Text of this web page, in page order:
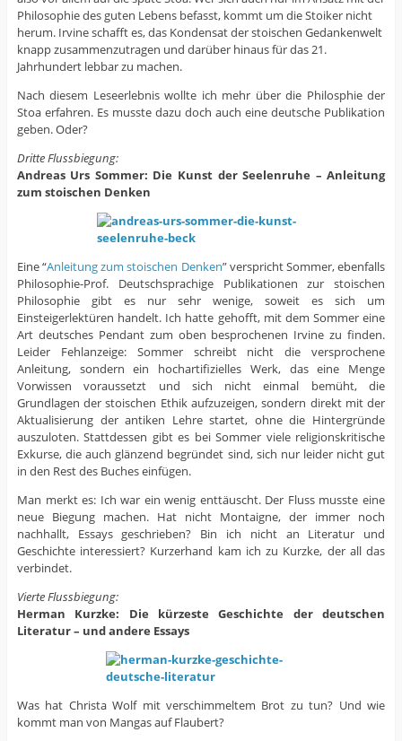
Philosophie des guten Lebens befasst, kommt um die Stoiker nicht
herum. Irvine schafft es, das Kondensat der stoischen Gedankenwelt
knapp zusammenzutragen und darüber hinaus für das 21.
Jahrhundert lebbar zu machen.
Nach diesem Leseerlebnis wollte ich mehr über die Philosphie der
Stoa erfahren. Es musste dazu doch auch eine deutsche Publikation
geben. Oder?
Dritte Flussbiegung:
Andreas Urs Sommer: Die Kunst der Seelenruhe – Anleitung
zum stoischen Denken
Eine “Anleitung zum stoischen Denken” verspricht Sommer, ebenfalls
Philosophie-Prof. Deutschsprachige Publikationen zur stoischen
Philosophie gibt es nur sehr wenige, soweit es sich um
Einsteigerlektüren handelt. Ich hatte gehofft, mit dem Sommer eine
Art deutsches Pendant zum oben besprochenen Irvine zu finden.
Leider Fehlanzeige: Sommer schreibt nicht die versprochene
Anleitung, sondern ein hochartifizielles Werk, das eine Menge
Vorwissen voraussetzt und sich nicht einmal bemüht, die
Grundlagen der stoischen Ethik aufzuzeigen, sondern direkt mit der
Aktualisierung der antiken Lehre startet, ohne die Hintergründe
auszuloten. Stattdessen gibt es bei Sommer viele religionskritische
Exkurse, die auch glänzend begründet sind, sich nur leider nicht gut
in den Rest des Buches einfügen.
Man merkt es: Ich war ein wenig enttäuscht. Der Fluss musste eine
neue Biegung machen. Hat nicht Montaigne, der immer noch
nachhallt, Essays geschrieben? Bin ich nicht an Literatur und
Geschichte interessiert? Kurzerhand kam ich zu Kurzke, der all das
verbindet.
Vierte Flussbiegung:
Herman Kurzke: Die kürzeste Geschichte der deutschen
Literatur – und andere Essays
Was hat Christa Wolf mit verschimmeltem Brot zu tun? Und wie
kommt man von Mangas auf Flaubert?